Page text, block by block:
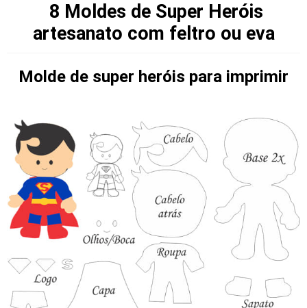
8 Moldes de Super Heróis
artesanato com feltro ou eva
Molde de super heróis para imprimir